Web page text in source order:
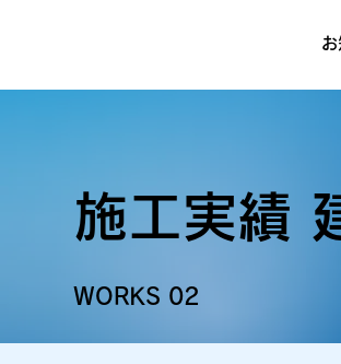
WORKS 02
施工実績